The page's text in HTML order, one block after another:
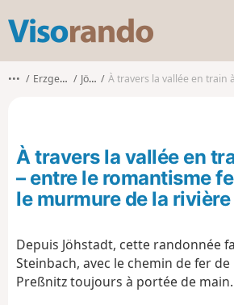
s
o
o
••• Erzgebirgskreis Jöhstadt À travers la vallée en train à vapeur – entre le
À travers la vallée en
– entre le romantisme
le murmure de la rivière
Depuis Jöhstadt, cette randonnée
Steinbach, avec le chemin de fer de
Preßnitz toujours à portée de main.